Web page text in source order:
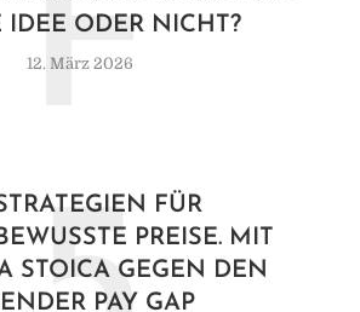
IDEE ODER NICHT?
12. März 2026
F
FÜR
PREISE. MIT
STOICA GEGEN DEN
PAY GAP